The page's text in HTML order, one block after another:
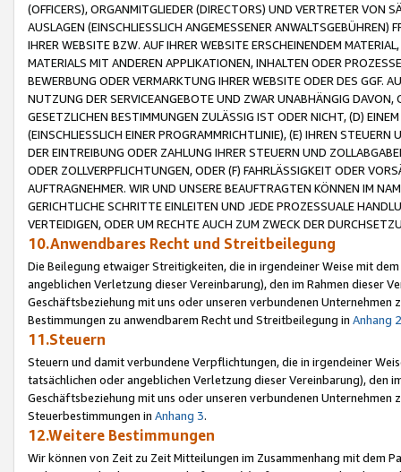
(OFFICERS), ORGANMITGLIEDER (DIRECTORS) UND VERTRETER VON
AUSLAGEN (EINSCHLIESSLICH ANGEMESSENER
IHRER WEBSITE BZW. AUF IHRER WEBSITE ERSCHEINENDEM
MATERIALS MIT ANDEREN APPLIKATIONEN, INHALTEN ODER
BEWERBUNG ODER VERMARKTUNG IHRER WEBSITE ODER DES GGF.
NUTZUNG DER SERVICEANGEBOTE UND ZWAR UNABHÄNGIG
GESETZLICHEN BESTIMMUNGEN ZULÄSSIG IST ODER NICHT, (D)
(EINSCHLIESSLICH EINER PROGRAMMRICHTLINIE), (E) IHREN
DER EINTREIBUNG ODER ZAHLUNG IHRER STEUERN UND
ODER ZOLLVERPFLICHTUNGEN, ODER (F) FAHRLÄSSIGKEIT ODER
AUFTRAGNEHMER. WIR UND UNSERE BEAUFTRAGTEN KÖNNEN IM
GERICHTLICHE SCHRITTE EINLEITEN UND JEDE PROZESSUALE
VERTEIDIGEN, ODER UM RECHTE AUCH ZUM ZWECK DER
10.Anwendbares Recht und Streitbeilegung
Die Beilegung etwaiger Streitigkeiten, die in irgendeiner Weise mit
angeblichen Verletzung dieser Vereinbarung), den im Rahmen dieser
Geschäftsbeziehung mit uns oder unseren verbundenen
Bestimmungen zu anwendbarem Recht und Streitbeilegung in Anhang 2
11.Steuern
Steuern und damit verbundene Verpflichtungen, die in irgendeiner
tatsächlichen oder angeblichen Verletzung dieser Vereinbarung), den
Geschäftsbeziehung mit uns oder unseren verbundenen
Steuerbestimmungen in Anhang 3.
12.Weitere Bestimmungen
Wir können von Zeit zu Zeit Mitteilungen im Zusammenhang mit dem